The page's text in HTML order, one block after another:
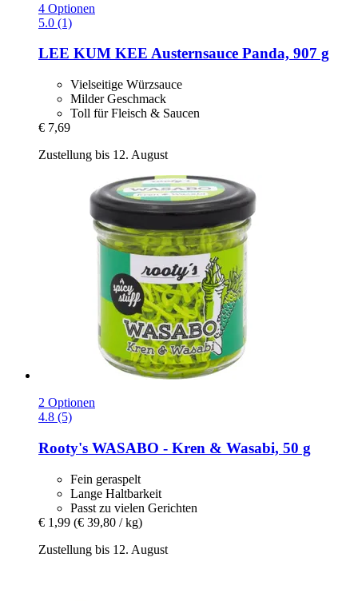
4 Optionen
5.0 (1)
LEE KUM KEE Austernsauce Panda, 907 g
Vielseitige Würzsauce
Milder Geschmack
Toll für Fleisch & Saucen
€ 7,69
Zustellung bis 12. August
2 Optionen
4.8 (5)
Rooty's WASABO -​ Kren & Wasabi, 50 g
Fein geraspelt
Lange Haltbarkeit
Passt zu vielen Gerichten
€ 1,99 (€ 39,80 / kg)
Zustellung bis 12. August